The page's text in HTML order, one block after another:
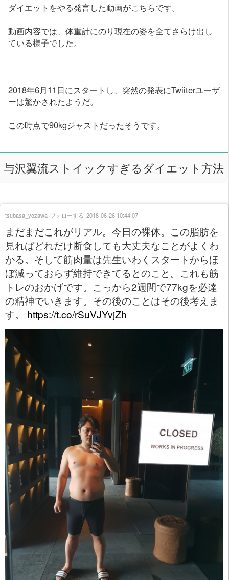
ダイエットをやる発言した動画がこちらです。
動画内容では、体重計にのり現在の姿を全てさらけ出し
ている様子でした。
2018年6月11日にスタートし、突然の発表にTwiiterユーザ
ーは驚かされたようだ。
この時点で90kgジャストだったそうです。
与沢翼流ストイックすぎるダイエット方法
まだまだこれがリアル。今日の裸体。この脂肪を
見ればどれだけ断食しても大丈夫なことがよくわ
かる。そして筋肉量は先生いわくスタートからほ
ぼ減っておらず維持できてるとのこと。これも筋
トレのおかげです。こっから2週間で77kgを必達
の精神でいきます。その後のことはその後考えま
す。 https://t.co/rSuVJYvjZh
tsubasa_yozawa フォローする 2018-06-26 10:44:07